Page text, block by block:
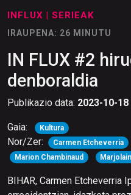
INFLUX | SERIEAK
IRAUPENA: 26 MINUTU
IN FLUX #2
denboraldia
Publikazio data: 2023-10-18
Gaia: Kultura
Nor/Zer: Carmen Etcheverria
Marion Chambinaud
BIHAR, Carmen Etcheverria